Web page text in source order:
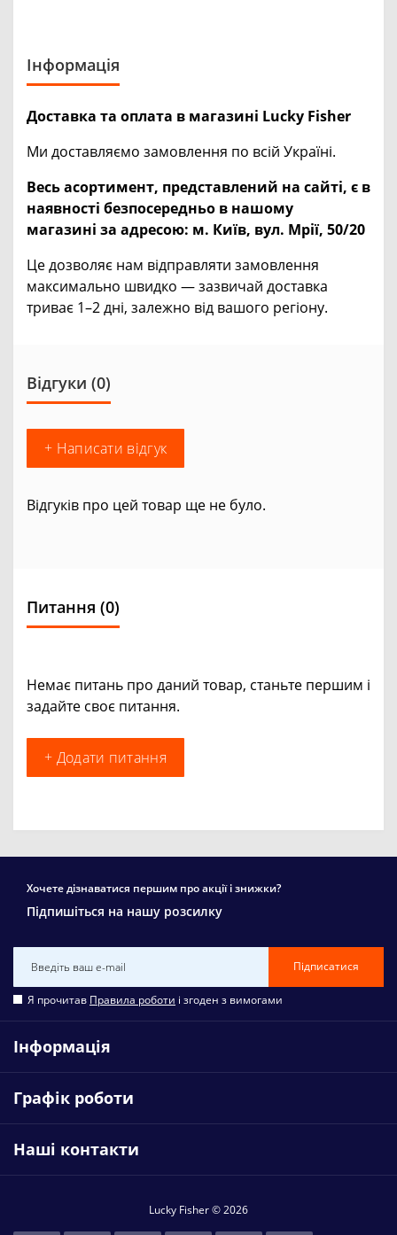
Інформація
Доставка та оплата в магазині Lucky Fisher
Ми доставляємо замовлення по всій Україні.
Весь асортимент, представлений на сайті, є в
наявності безпосередньо в нашому
магазині за адресою: м. Київ, вул. Мрії, 50/20
Це дозволяє нам відправляти замовлення
максимально швидко — зазвичай доставка
триває 1–2 дні, залежно від вашого регіону.
Відгуки (0)
+ Написати відгук
Відгуків про цей товар ще не було.
Питання (0)
Немає питань про даний товар, станьте першим і
задайте своє питання.
+ Додати питання
Хочете дізнаватися першим про акції і знижки?
Підпишіться на нашу розсилку
Підписатися
Я прочитав Правила роботи і згоден з вимогами
Інформація
Графік роботи
Наші контакти
Lucky Fisher © 2026